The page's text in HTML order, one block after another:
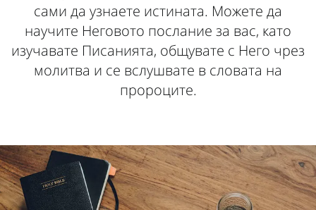
сами да узнаете истината. Можете да
научите Неговото послание за вас, като
изучавате Писанията, общувате с Него чрез
молитва и се вслушвате в словата на
пророците.